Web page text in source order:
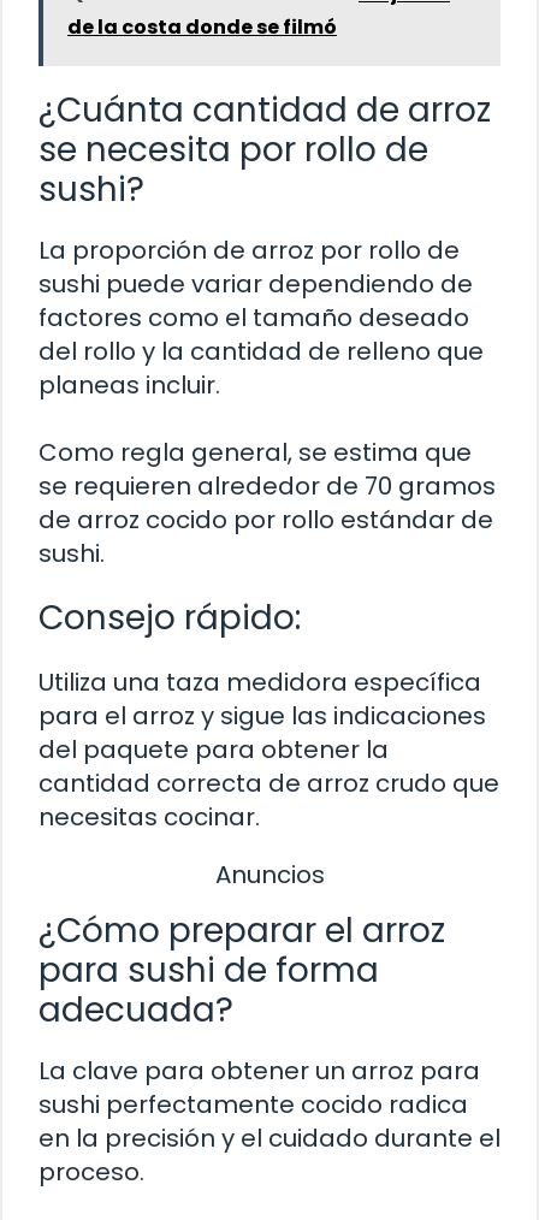
de la costa donde se filmó
¿Cuánta cantidad de arroz
se necesita por rollo de
sushi?
La proporción de arroz por rollo de
sushi puede variar dependiendo de
factores como el tamaño deseado
del rollo y la cantidad de relleno que
planeas incluir.
Como regla general, se estima que
se requieren alrededor de 70 gramos
de arroz cocido por rollo estándar de
sushi.
Consejo rápido:
Utiliza una taza medidora específica
para el arroz y sigue las indicaciones
del paquete para obtener la
cantidad correcta de arroz crudo que
necesitas cocinar.
Anuncios
¿Cómo preparar el arroz
para sushi de forma
adecuada?
La clave para obtener un arroz para
sushi perfectamente cocido radica
en la precisión y el cuidado durante el
proceso.